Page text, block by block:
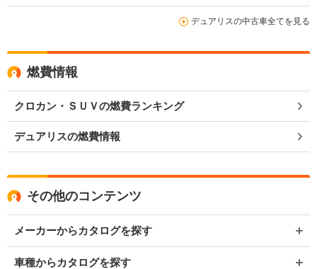
デュアリスの中古車全てを見る
燃費情報
クロカン・ＳＵＶの燃費ランキング
デュアリスの燃費情報
その他のコンテンツ
メーカーからカタログを探す
車種からカタログを探す